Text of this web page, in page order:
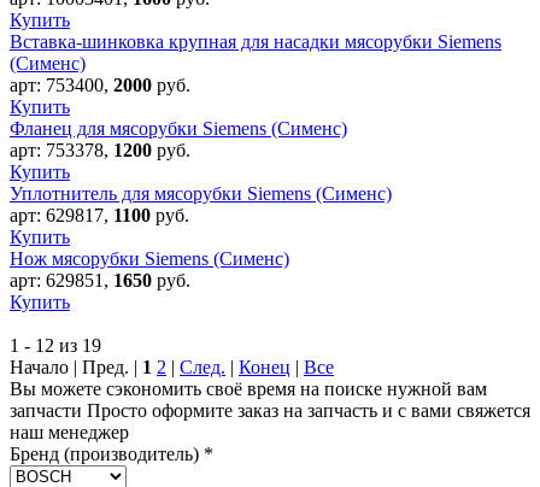
Купить
Вставка-шинковка крупная для насадки мясорубки Siemens
(Сименс)
арт: 753400, 2000 руб.
Купить
Фланец для мясорубки Siemens (Сименс)
арт: 753378, 1200 руб.
Купить
Уплотнитель для мясорубки Siemens (Сименс)
арт: 629817, 1100 руб.
Купить
Нож мясорубки Siemens (Сименс)
арт: 629851 , 1650 руб.
Купить
1 - 12 из 19
Начало | Пред. | 1 2 | След. | Конец | Все
Вы можете сэкономить своё время на поиске нужной вам
запчасти Просто оформите заказ на запчасть и с вами свяжется
наш менеджер
Бренд (производитель) *